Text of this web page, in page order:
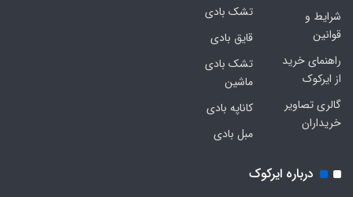
شرایط و
قوانین
راهنمای خرید
از ایرکوک
گالری تصاویر
خریداران
تشک بادی
قایق بادی
تشک بادی
ماشین
کاناپه بادی
مبل بادی
درباره ایرکوک